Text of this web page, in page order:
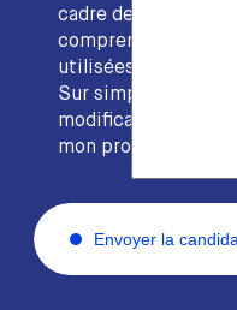
cadre de la
comprends que
utilisées dans vos
Sur simple
modification et
mon profil.
Envoyer la